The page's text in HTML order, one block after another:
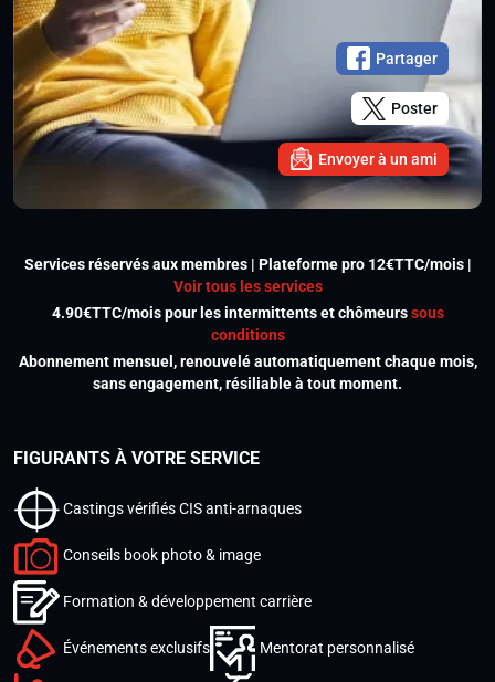
Partager
Poster
Envoyer à un ami
Services réservés aux membres | Plateforme pro 12€TTC/mois |
Voir tous les services
4.90€TTC/mois pour les intermittents et chômeurssous
conditions
Abonnement mensuel, renouvelé automatiquement chaque mois,
sans engagement, résiliable à tout moment.
FIGURANTS À VOTRE SERVICE
Castings vérifiés CIS anti-arnaques
Conseils book photo & image
Formation & développement carrière
Événements exclusifs Mentorat personnalisé